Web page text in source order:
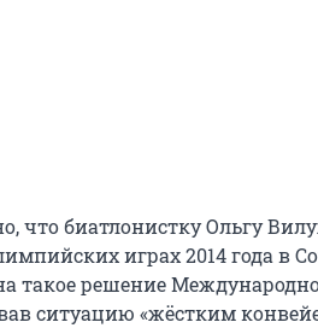
что биатлонистку Ольгу
играх 2014 года в
такое решение
ситуацию «жёстким